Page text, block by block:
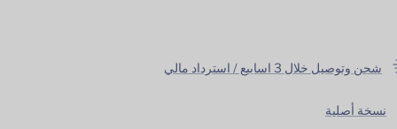
شحن وتوصيل خلال 3 اسابيع / استرداد مالي
نسخة أصلية